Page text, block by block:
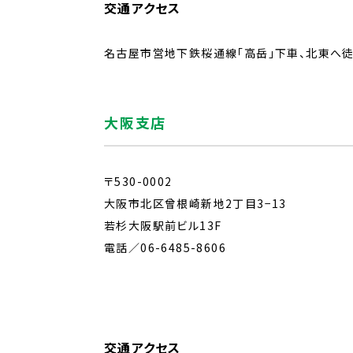
交通アクセス
名古屋市営地下鉄桜通線「高岳」下車、北東へ
大阪支店
〒530-0002
大阪市北区曾根崎新地2丁目3−13
若杉大阪駅前ビル13F
電話／06-6485-8606
交通アクセス